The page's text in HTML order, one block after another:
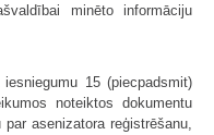
minēto informāciju
15 (piecpadsmit)
noteiktos dokumentu
asenizatora reģistrēšanu,